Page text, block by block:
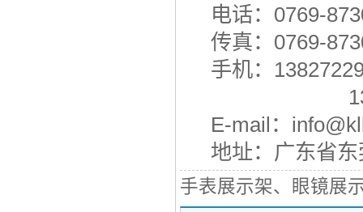
电话：0769-
传真：0769-
手机：
E-mail：
地址：广东省
手表展示架、眼镜展